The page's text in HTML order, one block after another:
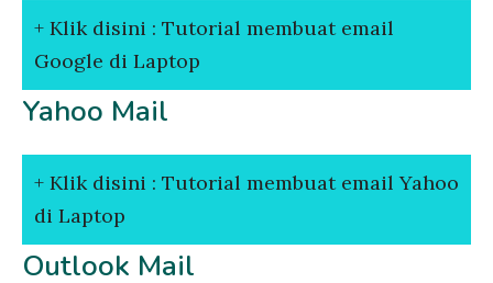
Klik disini : Tutorial membuat email
Google di Laptop
Yahoo Mail
Klik disini : Tutorial membuat email Yahoo
di Laptop
Outlook Mail